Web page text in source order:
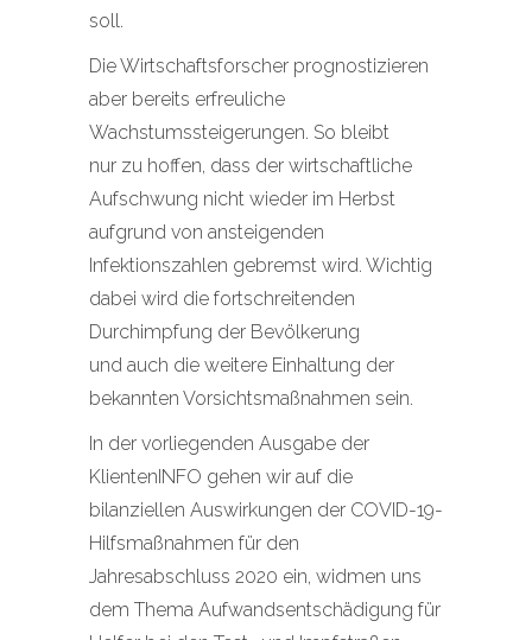
soll.
Die Wirtschaftsforscher prognostizieren
aber bereits erfreuliche
Wachstumssteigerungen. So bleibt
nur zu hoffen, dass der wirtschaftliche
Aufschwung nicht wieder im Herbst
aufgrund von ansteigenden
Infektionszahlen gebremst wird. Wichtig
dabei wird die fortschreitenden
Durchimpfung der Bevölkerung
und auch die weitere Einhaltung der
bekannten Vorsichtsmaßnahmen sein.
In der vorliegenden Ausgabe der
KlientenINFO gehen wir auf die
bilanziellen Auswirkungen der COVID-19-
Hilfsmaßnahmen für den
Jahresabschluss 2020 ein, widmen uns
dem Thema Aufwandsentschädigung für